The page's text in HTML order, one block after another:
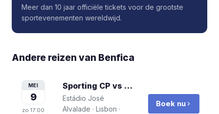
Meer dan 10 jaar officiële tickets voor de grootste
sportevenementen wereldwijd.
Andere reizen van Benfica
MEI
9
zo 17:00
Sporting CP vs Benfica
Estádio José
Alvalade · Lisbon ·
Boek nu